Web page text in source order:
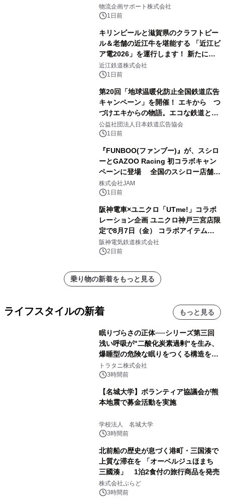
にて8月1日(土)より
物流企画サポート株式会社
1日前
キリンビールと滋賀県のクラフトビー
ル＆老舗の近江牛を堪能する 「近江ビ
ア電2026」を運行します！ 新たに
「長濱浪漫ビール」が参加！キリン一
番搾り飲み放題が復活！
近江鉄道株式会社
1日前
第20回「地球温暖化防止全国鉄道広告
キャンペーン」を開催！ エキから つ
づけエキからの物語。エコな鉄道とと
もに。
公益社団法人日本鉄道広告協会
1日前
『FUNBOO(ファンブー)』が、スシロ
ーとGAZOO Racing 初コラボキャン
ペーンに登場 全国のスシロー店舗で
GR 4車種の FUNBOO(ミニカー)付き
メニューが展開されます
株式会社JAM
1日前
阪神電車×ユニクロ「UTme!」コラボ
レーション企画 ユニクロ神戸三宮店限
定で8月7日（金） コラボアイテムが
発売決定！
阪神電気鉄道株式会社
2日前
乗り物の新着をもっと見る
ライフスタイルの新着 もっと見る
眠りづらさの正体──シリーズ第三回
浅い呼吸が"二酸化炭素過剰"を生み、
爆睡型の危険な眠りをつくる構造を解
説
トラタニ株式会社
3時間前
【名城大学】ボランティア協議会が熊
本地震で募金活動を実施
学校法人 名城大学
3時間前
北前船の歴史が息づく港町・三国湊で
上質な滞在を 「オーベルジュほまち
三國湊」 1泊2食付の旅行商品を発売
株式会社ぷらど
3時間前